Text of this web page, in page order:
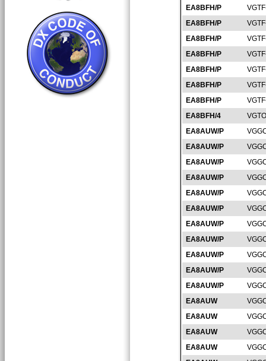
EA8BFH/P
EA8BFH/P
EA8BFH/P
EA8BFH/P
EA8BFH/P
EA8BFH/P
EA8BFH/P
EA8BFH/4
EA8AUW/P
EA8AUW/P
EA8AUW/P
EA8AUW/P
EA8AUW/P
EA8AUW/P
EA8AUW/P
EA8AUW/P
EA8AUW/P
EA8AUW/P
EA8AUW/P
EA8AUW
EA8AUW
EA8AUW
EA8AUW